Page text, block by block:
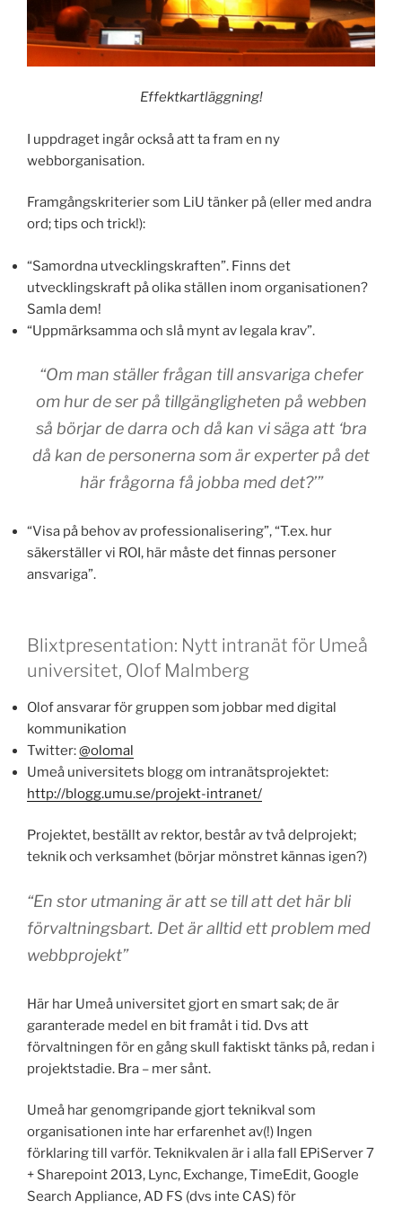
Effektkartläggning!
I uppdraget ingår också att ta fram en ny
webborganisation.
Framgångskriterier som LiU tänker på (eller med andra
ord; tips och trick!):
“Samordna utvecklingskraften”. Finns det
utvecklingskraft på olika ställen inom organisationen?
Samla dem!
“Uppmärksamma och slå mynt av legala krav”.
“Om man ställer frågan till ansvariga chefer
om hur de ser på tillgängligheten på webben
så börjar de darra och då kan vi säga att ‘bra
då kan de personerna som är experter på det
här frågorna få jobba med det?’”
“Visa på behov av professionalisering”, “T.ex. hur
säkerställer vi ROI, här måste det finnas personer
ansvariga”.
Blixtpresentation: Nytt intranät för Umeå
universitet, Olof Malmberg
Olof ansvarar för gruppen som jobbar med digital
kommunikation
Twitter:@olomal
Umeå universitets blogg om intranätsprojektet:
http://blogg.umu.se/projekt-intranet/
Projektet, beställt av rektor, består av två delprojekt;
teknik och verksamhet (börjar mönstret kännas igen?)
“En stor utmaning är att se till att det här bli
förvaltningsbart. Det är alltid ett problem med
webbprojekt”
Här har Umeå universitet gjort en smart sak; de är
garanterade medel en bit framåt i tid. Dvs att
förvaltningen för en gång skull faktiskt tänks på, redan i
projektstadie. Bra – mer sånt.
Umeå har genomgripande gjort teknikval som
organisationen inte har erfarenhet av(!) Ingen
förklaring till varför. Teknikvalen är i alla fall EPiServer 7
+ Sharepoint 2013, Lync, Exchange, TimeEdit, Google
Search Appliance, AD FS (dvs inte CAS) för